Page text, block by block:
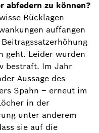
abfedern zu können?
Rücklagen
auffangen
geht. Leider wurden
bestraft. Im Jahr
Aussage des
Spahn – erneut im
in der
unter anderem
sie auf die